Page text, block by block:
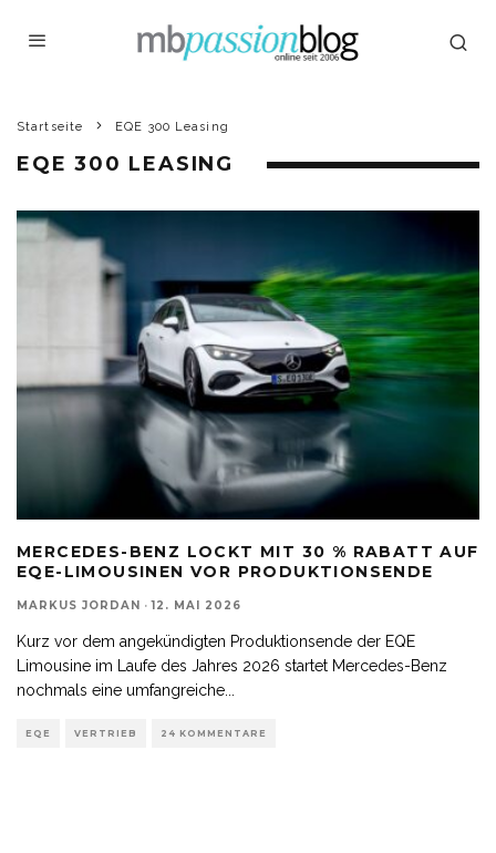
Startseite EQE 300 Leasing
EQE 300 LEASING
MERCEDES-BENZ LOCKT MIT 30 % RABATT AUF
EQE-LIMOUSINEN VOR PRODUKTIONSENDE
MARKUS JORDAN · 12. MAI 2026
Kurz vor dem angekündigten Produktionsende der EQE
Limousine im Laufe des Jahres 2026 startet Mercedes-Benz
nochmals eine umfangreiche
EQE VERTRIEB 24 KOMMENTARE